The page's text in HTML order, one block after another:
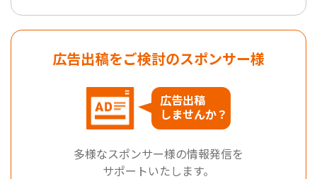
広告出稿をご検討のスポンサー様
広告出稿
しませんか？
多様なスポンサー様の情報発信を
サポートいたします。